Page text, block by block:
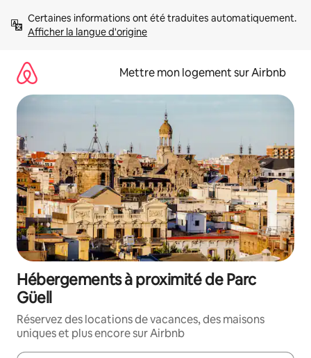
directement
Afficher la langue d'origine
Mettre mon logement sur Airbnb
Hébergements à proximité de Parc
Güell
Réservez des locations de vacances, des maisons
uniques et plus encore sur Airbnb